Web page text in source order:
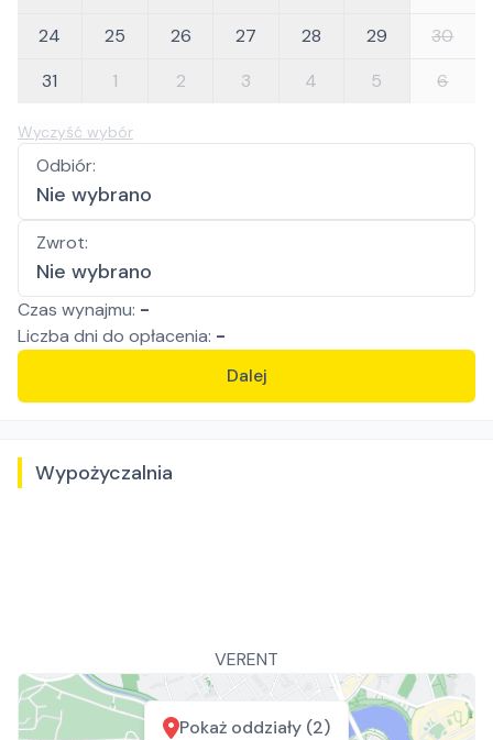
24
25 26 27 28 29
30
31
1 2 3 4 5 6
Wyczyść wybór
Odbiór:
Nie wybrano
Zwrot:
Nie wybrano
Czas wynajmu: -
Liczba dni do opłacenia: -
Dalej
Wypożyczalnia
VERENT
Pokaż oddziały (2)